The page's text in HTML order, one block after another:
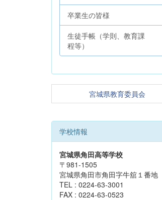
卒業生の皆様
生徒手帳（学則、教育課
程等）
宮城県教育委員会
学校情報
宮城県角田高等学校
〒981-1505
宮城県角田市角田字牛舘１番地
TEL : 0224-63-3001
FAX : 0224-63-0523